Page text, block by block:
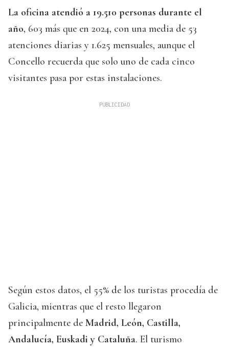
La oficina atendió a 19.510 personas durante el
año, 603 más que en 2024, con una media de 53
atenciones diarias y 1.625 mensuales, aunque el
Concello recuerda que solo uno de cada cinco
visitantes pasa por estas instalaciones.
Según estos datos, el 55% de los turistas procedía de
Galicia, mientras que el resto llegaron
principalmente de Madrid, León, Castilla,
Andalucía, Euskadi y Cataluña. El turismo